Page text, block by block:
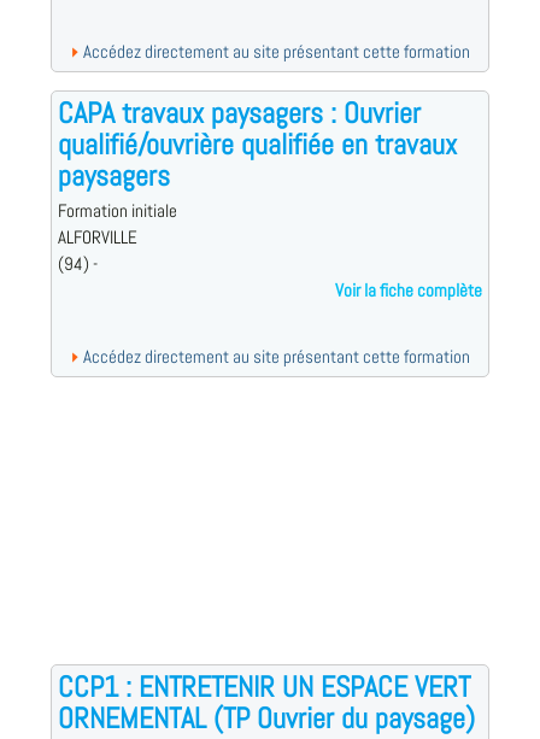
Accédez directement au site présentant cette formation
CAPA travaux paysagers : Ouvrier
qualifié/ouvrière qualifiée en travaux
paysagers
Formation initiale
ALFORVILLE
(94) -
Voir la fiche complète
Accédez directement au site présentant cette formation
CCP1 : ENTRETENIR UN ESPACE VERT
ORNEMENTAL (TP Ouvrier du paysage)